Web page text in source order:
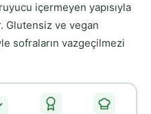
içermeyen yapısıyla
Glutensiz ve vegan
sofraların vazgeçilmezi